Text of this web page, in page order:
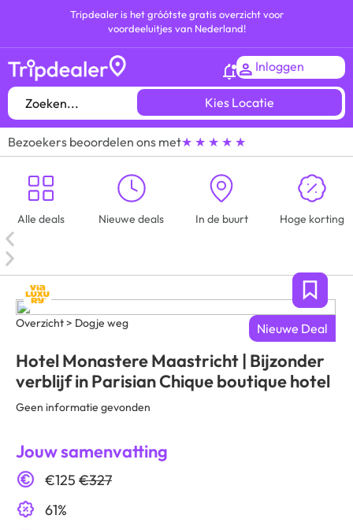
Tripdealer is het gróótste gratis overzicht voor
voordeeluitjes van Nederland!
Inloggen
Kies Locatie
Bezoekers beoordelen ons met★ ★ ★ ★ ★
Alle deals Nieuwe deals In de buurt Hoge korting
Nieuwe Deal
Overzicht > Dogje weg
Hotel Monastere Maastricht | Bijzonder
verblijf in Parisian Chique boutique hotel
Geen informatie gevonden
Jouw samenvatting
€125 €327
61%